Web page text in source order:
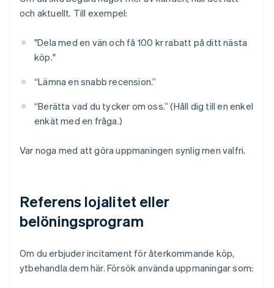
och aktuellt. Till exempel:
"Dela med en vän och få 100 kr rabatt på ditt nästa
köp."
“Lämna en snabb recension.”
“Berätta vad du tycker om oss.” (Håll dig till en enkel
enkät med en fråga.)
Var noga med att göra uppmaningen synlig men valfri.
Referens lojalitet eller
belöningsprogram
Om du erbjuder incitament för återkommande köp,
ytbehandla dem här. Försök använda uppmaningar som: